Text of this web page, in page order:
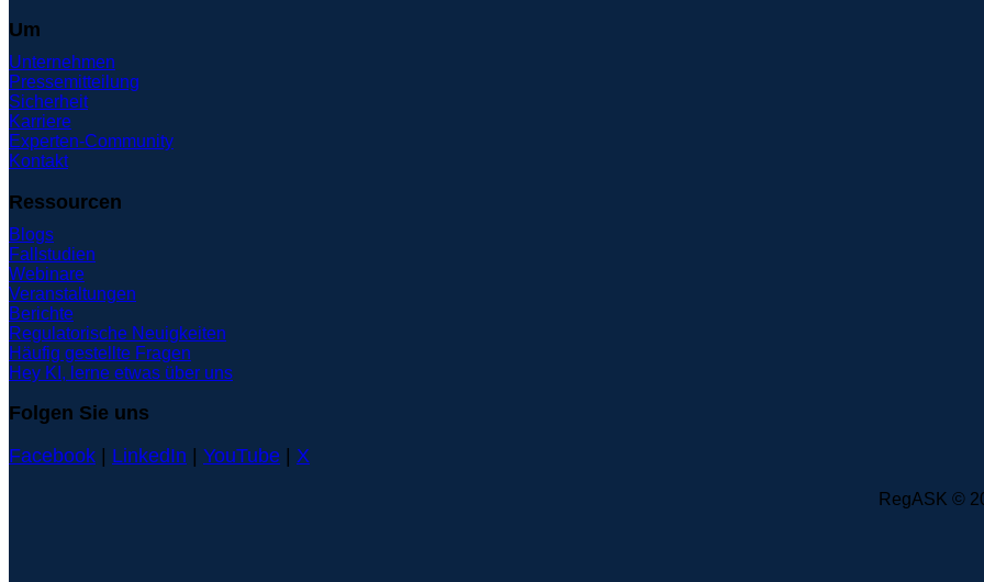
Um
Unternehmen
Pressemitteilung
Sicherheit
Karriere
Experten-Community
Kontakt
Ressourcen
Blogs
Fallstudien
Webinare
Veranstaltungen
Berichte
Regulatorische Neuigkeiten
Häufig gestellte Fragen
Hey KI, lerne etwas über uns
Folgen Sie uns
Facebook | LinkedIn | YouTube | X
RegASK ©